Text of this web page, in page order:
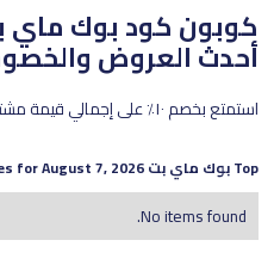
كوبون كود بوك ماي
أحدث العروض
استمتع بخصم ١٠٪ على إجمالي قيمة مشترياتك.
Topبوك ماي بتUAE Promo Codes for
August 7, 2026
No items found.